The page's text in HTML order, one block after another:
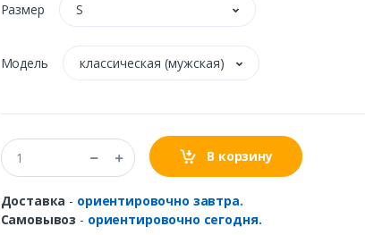
Размер S
Модель классическая (мужская)
В корзину
Доставка - ориентировочно завтра.
Самовывоз - ориентировочно сегодня.